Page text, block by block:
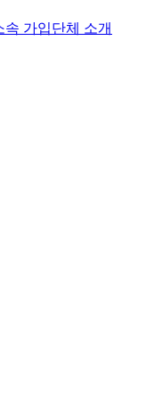
속 가입단체 소개